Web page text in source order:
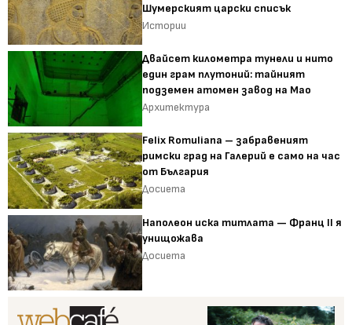
Шумерският царски списък
Истории
Двайсет километра тунели и нито
един грам плутоний: тайният
подземен атомен завод на Мао
Архитектура
Felix Romuliana – забравеният
римски град на Галерий е само на час
от България
Досиета
Наполеон иска титлата — Франц II я
унищожава
Досиета